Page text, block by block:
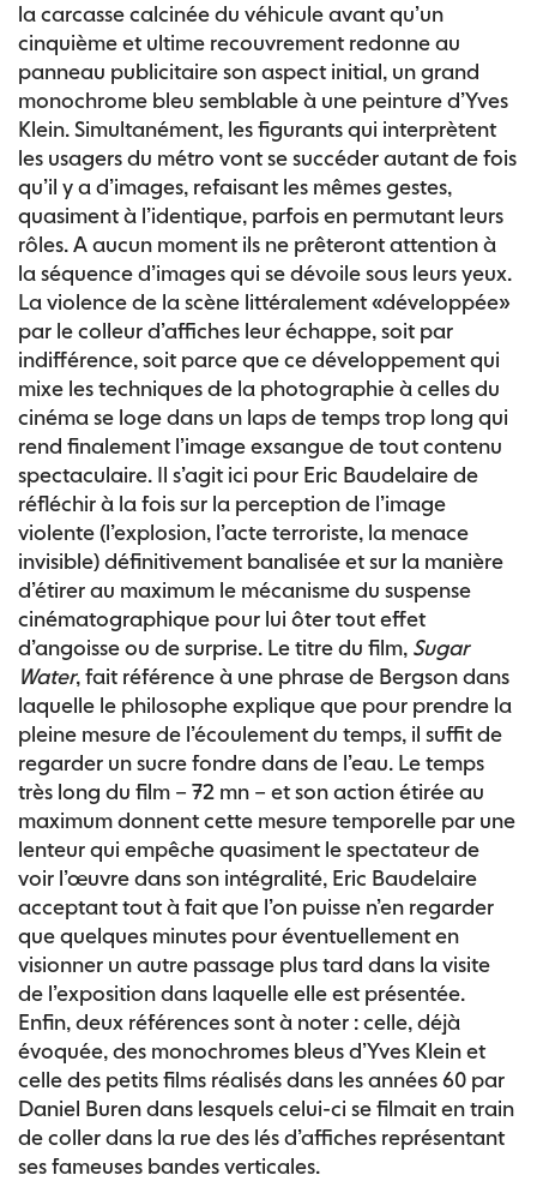
la carcasse calcinée du véhicule avant qu’un
cinquième et ultime recouvrement redonne au
panneau publicitaire son aspect initial, un grand
monochrome bleu semblable à une peinture d’Yves
Klein. Simultanément, les figurants qui interprètent
les usagers du métro vont se succéder autant de fois
qu’il y a d’images, refaisant les mêmes gestes,
quasiment à l’identique, parfois en permutant leurs
rôles. A aucun moment ils ne prêteront attention à
la séquence d’images qui se dévoile sous leurs yeux.
La violence de la scène littéralement «développée»
par le colleur d’affiches leur échappe, soit par
indifférence, soit parce que ce développement qui
mixe les techniques de la photographie à celles du
cinéma se loge dans un laps de temps trop long qui
rend finalement l’image exsangue de tout contenu
spectaculaire. Il s’agit ici pour Eric Baudelaire de
réfléchir à la fois sur la perception de l’image
violente (l’explosion, l’acte terroriste, la menace
invisible) définitivement banalisée et sur la manière
d’étirer au maximum le mécanisme du suspense
cinématographique pour lui ôter tout effet
d’angoisse ou de surprise. Le titre du film, Sugar
Water, fait référence à une phrase de Bergson dans
laquelle le philosophe explique que pour prendre la
pleine mesure de l’écoulement du temps, il suffit de
regarder un sucre fondre dans de l’eau. Le temps
très long du film – 72 mn – et son action étirée au
maximum donnent cette mesure temporelle par une
lenteur qui empêche quasiment le spectateur de
voir l’œuvre dans son intégralité, Eric Baudelaire
acceptant tout à fait que l’on puisse n’en regarder
que quelques minutes pour éventuellement en
visionner un autre passage plus tard dans la visite
de l’exposition dans laquelle elle est présentée.
Enfin, deux références sont à noter : celle, déjà
évoquée, des monochromes bleus d’Yves Klein et
celle des petits films réalisés dans les années 60 par
Daniel Buren dans lesquels celui-ci se filmait en train
de coller dans la rue des lés d’affiches représentant
ses fameuses bandes verticales.